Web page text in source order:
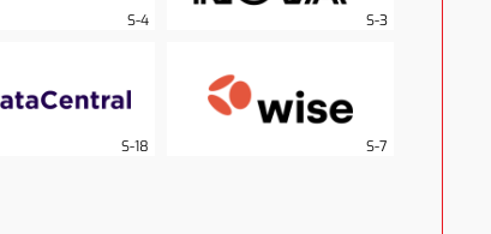
S-4 S-3
S-18 S-7